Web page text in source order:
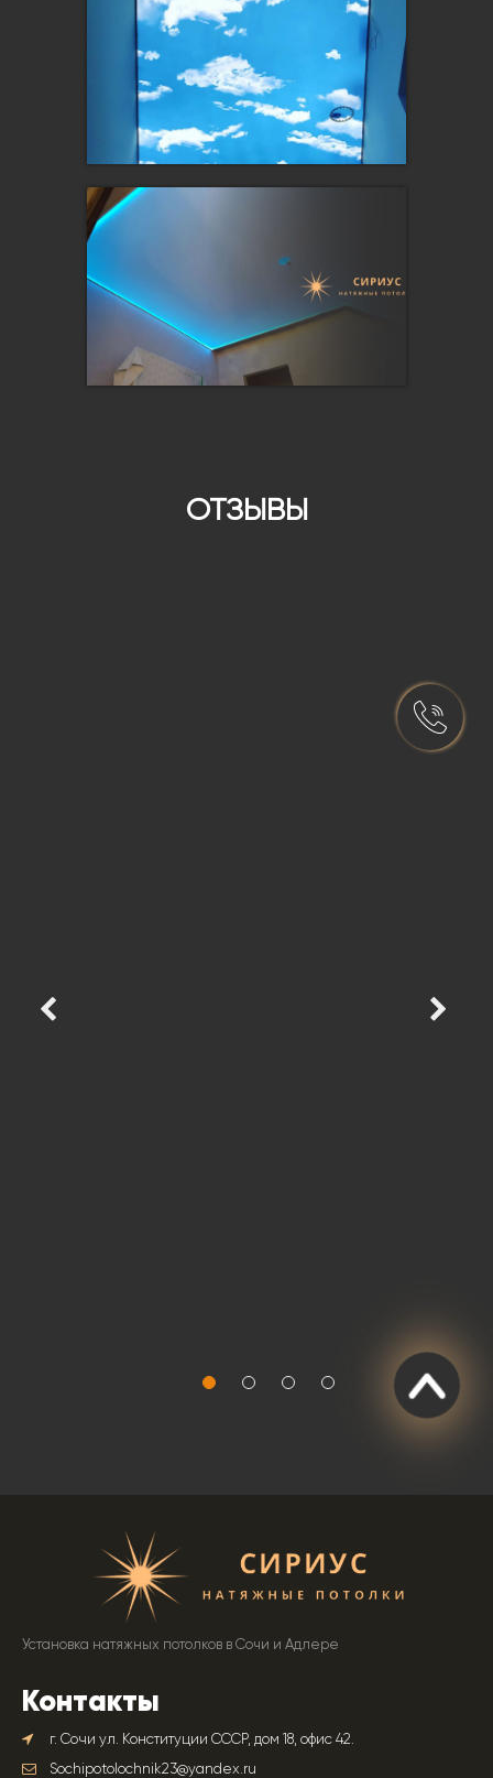
ОТЗЫВЫ
Установка натяжных потолков в Сочи и Адлере
Контакты
г. Сочи ул. Конституции СССР, дом 18, офис 42.
Sochipotolochnik23@yandex.ru